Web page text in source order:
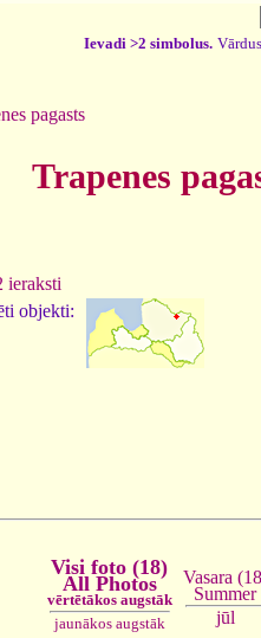
Ievadi >2 simbolus.
pagasts
Trapenes
ieraksti
objekti:
Visi foto (18)
All Photos
vērtētākos augstāk
jaunākos augstāk
Vasara
Summer
jūl